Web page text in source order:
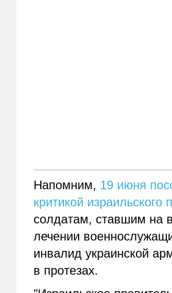
Напомним, 19 июня
критикой израильского
солдатам, ставшим на
лечении
инвалид украинской
в протезах.